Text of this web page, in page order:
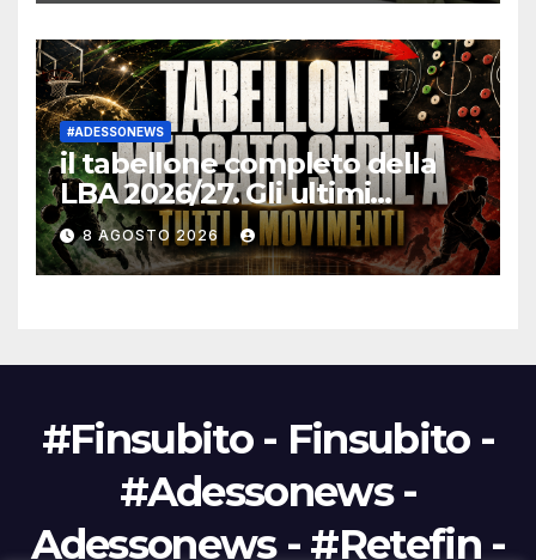
#ADESSONEWS
il tabellone completo della
LBA 2026/27. Gli ultimi
movimenti
8 AGOSTO 2026
#Finsubito - Finsubito -
#Adessonews -
Adessonews - #Retefin -